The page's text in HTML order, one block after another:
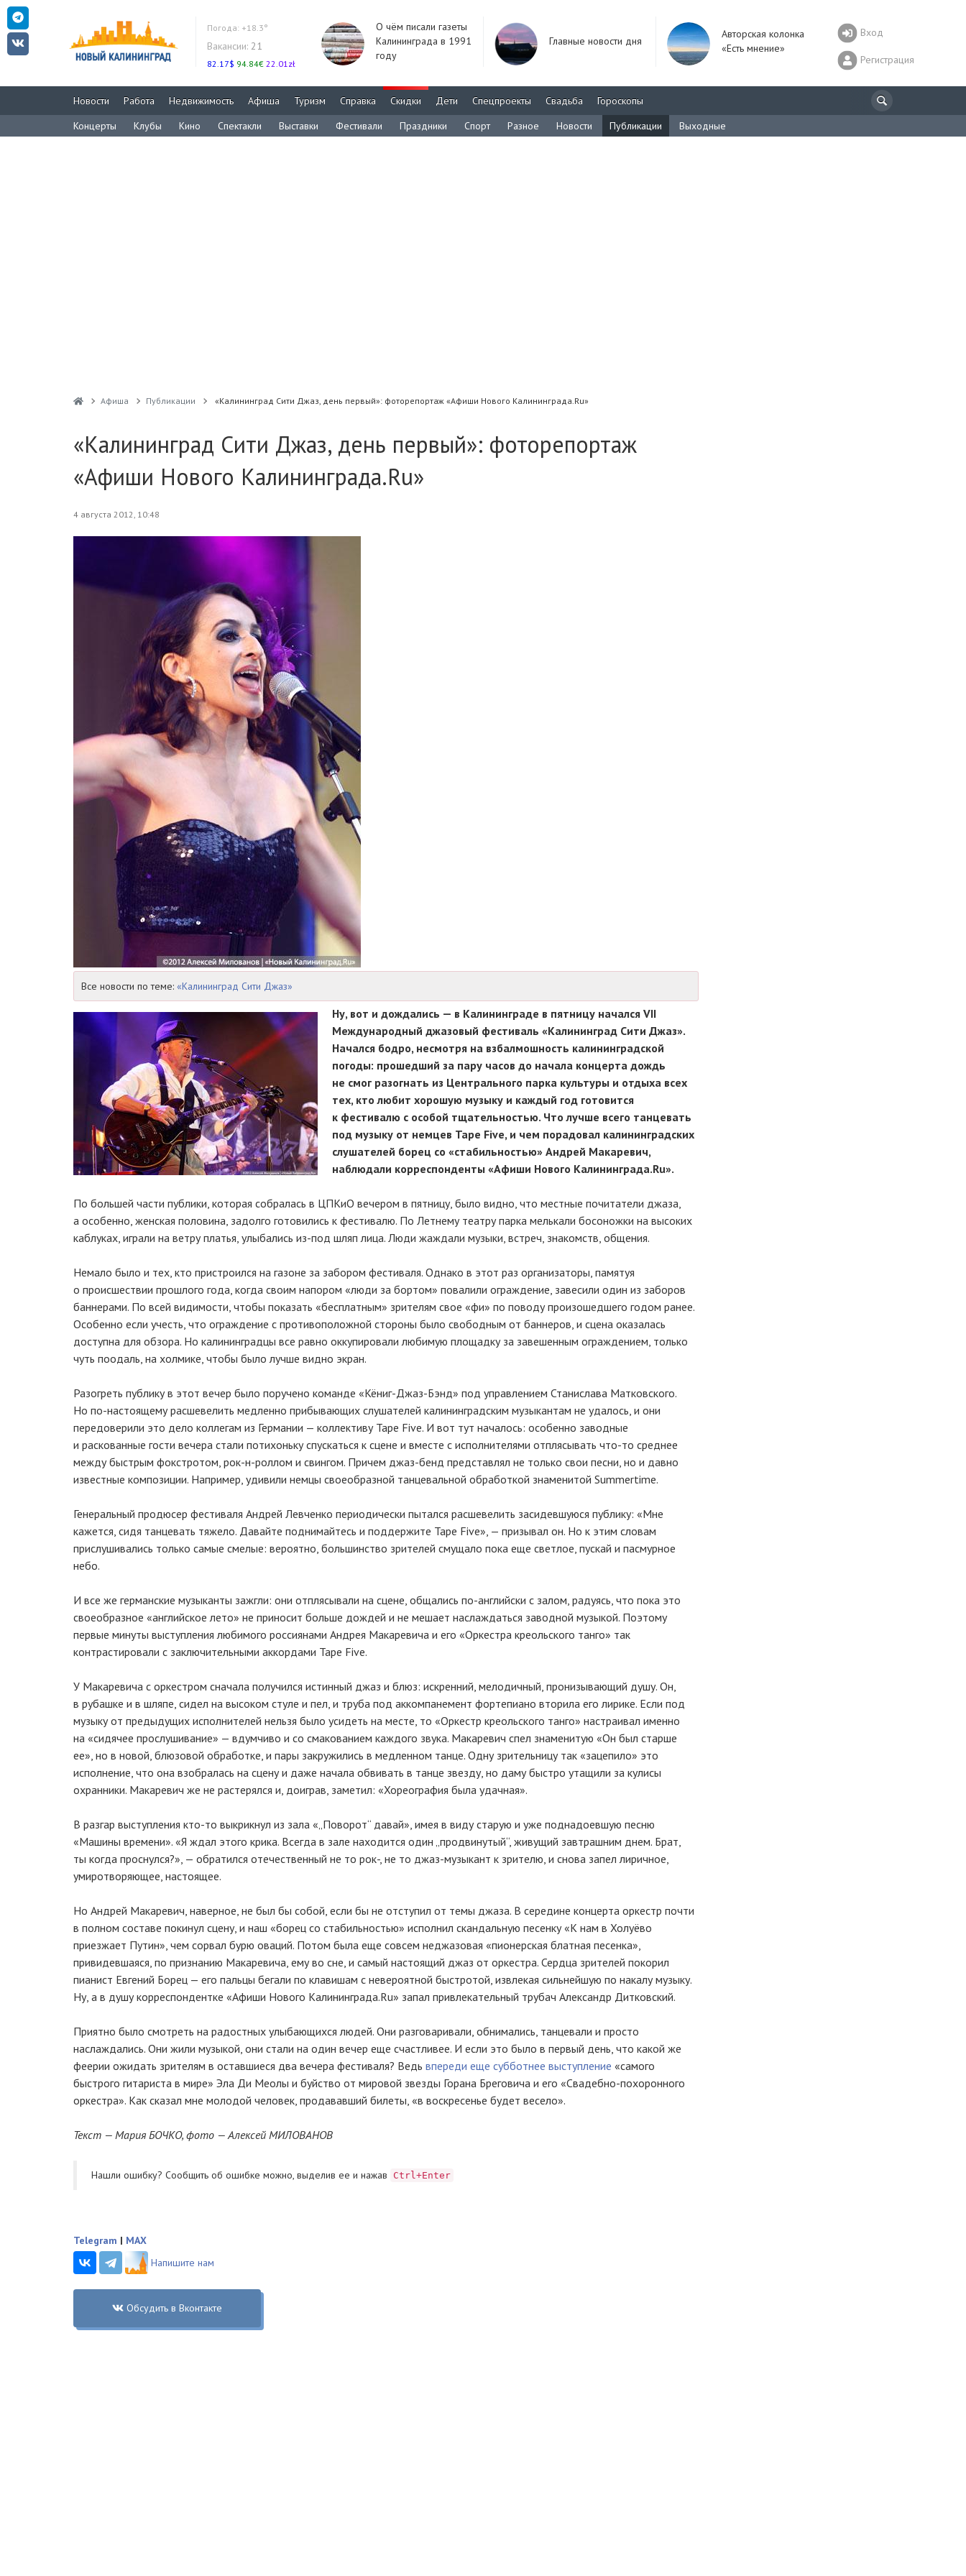
Погода: +18.3°
Вакансии: 21
82.17$ 94.84€ 22.01zł
О чём писали газеты
Калининграда в 1991
году
Главные новости дня
Авторская колонка
«Есть мнение»
Вход
Регистрация
Новости Работа Недвижимость Афиша Туризм Справка Скидки Дети Спецпроекты Свадьба
Гороскопы
Концерты
Клубы Кино Спектакли Выставки Фестивали Праздники Спорт Разное Новости Публикации Выходные
Афиша Публикации «Калининград Сити Джаз, день первый»: фоторепортаж «Афиши Нового Калининграда.Ru»
«Калининград Сити Джаз, день первый»: фоторепортаж
«Афиши Нового Калининграда.Ru»
4 августа 2012, 10:48
Все новости по теме: «Калининград Сити Джаз»
Ну, вот и дождались — в Калининграде в пятницу начался VII
Международный джазовый фестиваль «Калининград Сити Джаз».
Начался бодро, несмотря на взбалмошность калининградской
погоды: прошедший за пару часов до начала концерта дождь
не смог разогнать из Центрального парка культуры и отдыха всех
тех, кто любит хорошую музыку и каждый год готовится
к фестивалю с особой тщательностью. Что лучше всего танцевать
под музыку от немцев Tape Five, и чем порадовал калининградских
слушателей борец со «стабильностью» Андрей Макаревич,
наблюдали корреспонденты «Афиши Нового Калининграда.Ru».
По большей части публики, которая собралась в ЦПКиО вечером в пятницу, было видно, что местные почитатели джаза,
а особенно, женская половина, задолго готовились к фестивалю. По Летнему театру парка мелькали босоножки на высоких
каблуках, играли на ветру платья, улыбались из-под шляп лица. Люди жаждали музыки, встреч, знакомств, общения.
Немало было и тех, кто пристроился на газоне за забором фестиваля. Однако в этот раз организаторы, памятуя
о происшествии прошлого года, когда своим напором «люди за бортом» повалили ограждение, завесили один из заборов
баннерами. По всей видимости, чтобы показать «бесплатным» зрителям свое «фи» по поводу произошедшего годом ранее.
Особенно если учесть, что ограждение с противоположной стороны было свободным от баннеров, и сцена оказалась
доступна для обзора. Но калининградцы все равно оккупировали любимую площадку за завешенным ограждением, только
чуть поодаль, на холмике, чтобы было лучше видно экран.
Разогреть публику в этот вечер было поручено команде «Кёниг-Джаз-Бэнд» под управлением Станислава Матковского.
Но по-настоящему расшевелить медленно прибывающих слушателей калининградским музыкантам не удалось, и они
передоверили это дело коллегам из Германии — коллективу Tape Five. И вот тут началось: особенно заводные
и раскованные гости вечера стали потихоньку спускаться к сцене и вместе с исполнителями отплясывать что-то среднее
между быстрым фокстротом, рок-н-роллом и свингом. Причем джаз-бенд представлял не только свои песни, но и давно
известные композиции. Например, удивили немцы своеобразной танцевальной обработкой знаменитой Summertime.
Генеральный продюсер фестиваля Андрей Левченко периодически пытался расшевелить засидевшуюся публику: «Мне
кажется, сидя танцевать тяжело. Давайте поднимайтесь и поддержите Tape Five», — призывал он. Но к этим словам
прислушивались только самые смелые: вероятно, большинство зрителей смущало пока еще светлое, пускай и пасмурное
небо.
И все же германские музыканты зажгли: они отплясывали на сцене, общались по-английски с залом, радуясь, что пока это
своеобразное «английское лето» не приносит больше дождей и не мешает наслаждаться заводной музыкой. Поэтому
первые минуты выступления любимого россиянами Андрея Макаревича и его «Оркестра креольского танго» так
контрастировали с заключительными аккордами Tape Five.
У Макаревича с оркестром сначала получился истинный джаз и блюз: искренний, мелодичный, пронизывающий душу. Он,
в рубашке и в шляпе, сидел на высоком стуле и пел, и труба под аккомпанемент фортепиано вторила его лирике. Если под
музыку от предыдущих исполнителей нельзя было усидеть на месте, то «Оркестр креольского танго» настраивал именно
на «сидячее прослушивание» — вдумчиво и со смакованием каждого звука. Макаревич спел знаменитую «Он был старше
ее», но в новой, блюзовой обработке, и пары закружились в медленном танце. Одну зрительницу так «зацепило» это
исполнение, что она взобралась на сцену и даже начала обвивать в танце звезду, но даму быстро утащили за кулисы
охранники. Макаревич же не растерялся и, доиграв, заметил: «Хореография была удачная».
В разгар выступления кто-то выкрикнул из зала «„Поворот“ давай», имея в виду старую и уже поднадоевшую песню
«Машины времени». «Я ждал этого крика. Всегда в зале находится один „продвинутый“, живущий завтрашним днем. Брат,
ты когда проснулся?», — обратился отечественный не то рок-, не то джаз-музыкант к зрителю, и снова запел лиричное,
умиротворяющее, настоящее.
Но Андрей Макаревич, наверное, не был бы собой, если бы не отступил от темы джаза. В середине концерта оркестр почти
в полном составе покинул сцену, и наш «борец со стабильностью» исполнил скандальную песенку «К нам в Холуёво
приезжает Путин», чем сорвал бурю оваций. Потом была еще совсем неджазовая «пионерская блатная песенка»,
привидевшаяся, по признанию Макаревича, ему во сне, и самый настоящий джаз от оркестра. Сердца зрителей покорил
пианист Евгений Борец — его пальцы бегали по клавишам с невероятной быстротой, извлекая сильнейшую по накалу музыку.
Ну, а в душу корреспондентке «Афиши Нового Калининграда.Ru» запал привлекательный трубач Александр Дитковский.
Приятно было смотреть на радостных улыбающихся людей. Они разговаривали, обнимались, танцевали и просто
наслаждались. Они жили музыкой, они стали на один вечер еще счастливее. И если это было в первый день, что какой же
феерии ожидать зрителям в оставшиеся два вечера фестиваля? Ведь впереди еще субботнее выступление «самого
быстрого гитариста в мире» Эла Ди Меолы и буйство от мировой звезды Горана Бреговича и его «Свадебно-похоронного
оркестра». Как сказал мне молодой человек, продававший билеты, «в воскресенье будет весело».
Текст — Мария БОЧКО, фото — Алексей МИЛОВАНОВ
Нашли ошибку? Cообщить об ошибке можно, выделив ее и нажав Ctrl+Enter
Telegram | MAX
Напишите нам
Обсудить в Вконтакте